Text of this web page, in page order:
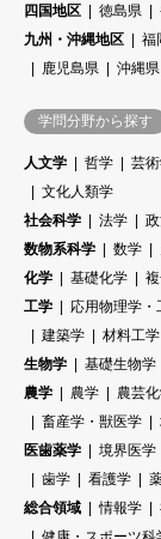
四国地区
徳島県
九州・沖縄地区
福
鹿児島県
沖縄県
学問分野から探す
人文学 哲学 芸
文化人類学
社会科学
法学
数物系科学
数学
化学
基礎化学
工学
応用物理学・
建築学
材料工学
生物学
基礎生物学
農学
農学 農芸
畜産学・獣医学
医歯薬学
境界医学
歯学
看護学
総合領域
情報学